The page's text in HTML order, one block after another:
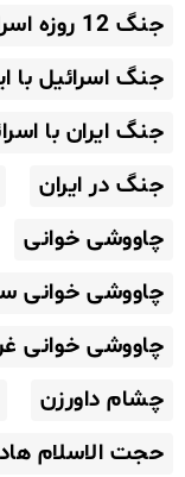
جنگ 12 روزه اسرائیل
جنگ اسرائیل با
جنگ ایران با
جنگ در ایران
چاووشی خوانی
چاووشی خوانی
چاووشی خوانی
چشام داورزن
حجت الاسلام